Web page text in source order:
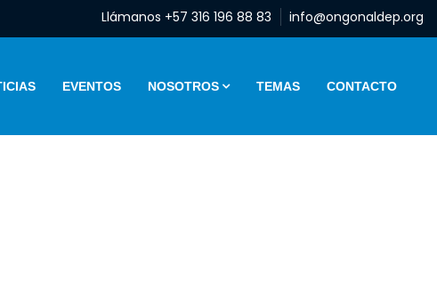
Llámanos +57 316 196 88 83 info@ongonaldep.org
EVENTOS NOSOTROS TEMAS CONTACTO